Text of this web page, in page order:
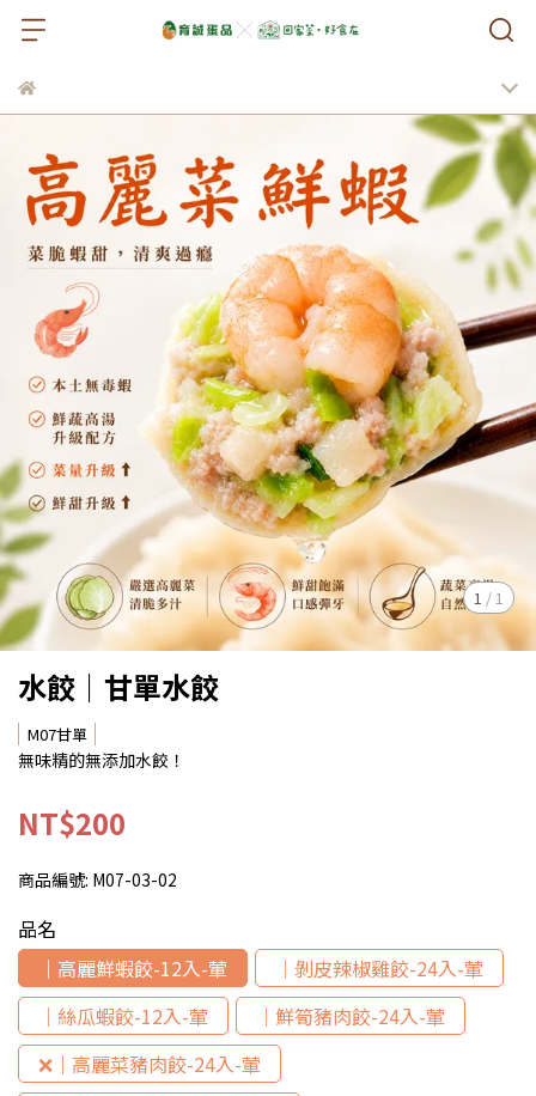
1 / 1
水餃｜甘單水餃
M07甘單
無味精的無添加水餃！
NT$200
商品編號: M07-03-02
品名
｜高麗鮮蝦餃-12入-葷
｜剝皮辣椒雞餃-24入-葷
｜絲瓜蝦餃-12入-葷
｜鮮筍豬肉餃-24入-葷
❌｜高麗菜豬肉餃-24入-葷